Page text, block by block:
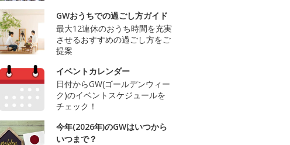
GWおうちでの過ごし方ガイド
最大12連休のおうち時間を充実
させるおすすめの過ごし方をご
提案
イベントカレンダー
日付からGW(ゴールデンウィー
ク)のイベントスケジュールを
チェック！
今年(2026年)のGWはいつから
いつまで？